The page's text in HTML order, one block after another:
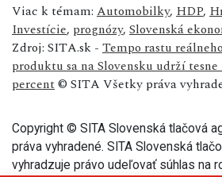
Viac k témam: Automobilky, HDP,
Investície, prognózy, Slovenská
Zdroj: SITA.sk - Tempo rastu
produktu sa na Slovensku udrží
percent© SITA Všetky práva
Copyright © SITA Slovenská tlačová
práva vyhradené. SITA Slovenská
vyhradzuje právo udeľovať súhlas na